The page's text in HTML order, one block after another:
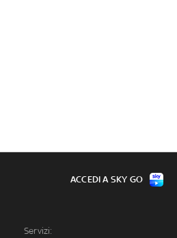
Servizi:
ACCEDI A SKY GO